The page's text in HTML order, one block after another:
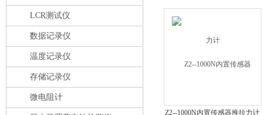
LCR测试仪
数据记录仪
温度记录仪
存储记录仪
微电阻计
Z2--1000N内置传感器推拉力计